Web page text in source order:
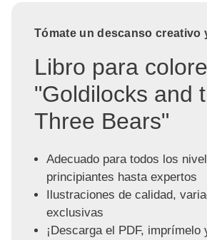
Tómate un descanso creativo
Libro para
"Goldilocks and
Three Bears"
Adecuado para todos los
principiantes hasta expertos
Ilustraciones de calidad,
exclusivas
¡Descarga el PDF, imprímelo